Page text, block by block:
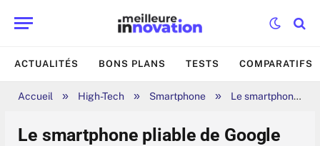
ACTUALITÉS BONS PLANS TESTS COMPARATIFS
Accueil » High-Tech » Smartphone » Le smartphone pliable de Google se casse en 4 jours : comment éviter d’abîmer votre Pixel Fold ?
Le smartphone pliable de Google